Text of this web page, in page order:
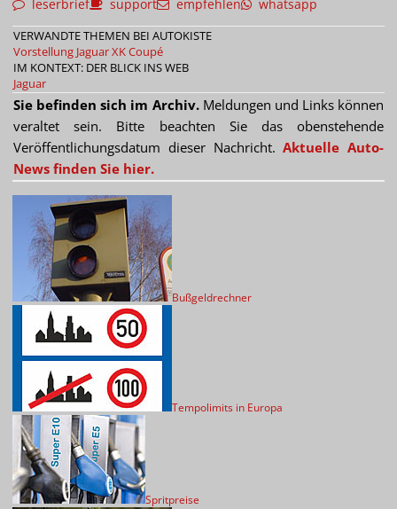
leserbrief support empfehlen whatsapp
VERWANDTE THEMEN BEI AUTOKISTE
Vorstellung Jaguar XK Coupé
IM KONTEXT: DER BLICK INS WEB
Jaguar
Sie befinden sich im Archiv.Meldungen und Links können
veraltet sein. Bitte beachten Sie das obenstehende
Veröffentlichungsdatum dieser Nachricht.Aktuelle Auto-
News finden Sie hier.
Bußgeldrechner
Tempolimits in Europa
Spritpreise